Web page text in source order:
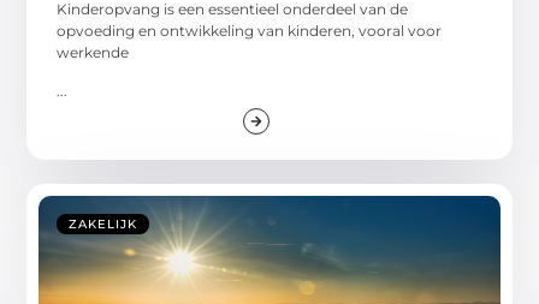
Kinderopvang is een essentieel onderdeel van de
opvoeding en ontwikkeling van kinderen, vooral voor
werkende
...
ZAKELIJK